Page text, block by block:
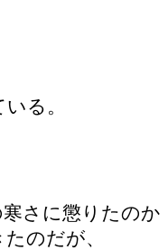
る。
さに懲りたのか
のだが、